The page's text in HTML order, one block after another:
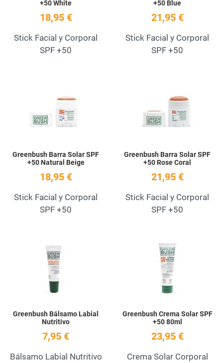
+50 White
18,95 €
Stick Facial y Corporal
SPF +50
+50 Blue
21,95 €
Stick Facial y Corporal
SPF +50
Greenbush Barra Solar SPF
+50 Natural Beige
18,95 €
Stick Facial y Corporal
SPF +50
Greenbush Barra Solar SPF
+50 Rose Coral
21,95 €
Stick Facial y Corporal
SPF +50
Add to Wishlist
Greenbush Bálsamo Labial
Nutritivo
7,95 €
Bálsamo Labial Nutritivo
Greenbush Crema Solar SPF
+50 80ml
23,95 €
Crema Solar Corporal